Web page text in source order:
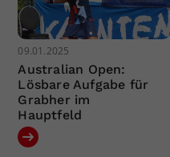
09.01.2025
Australian Open:
Lösbare Aufgabe für
Grabher im
Hauptfeld